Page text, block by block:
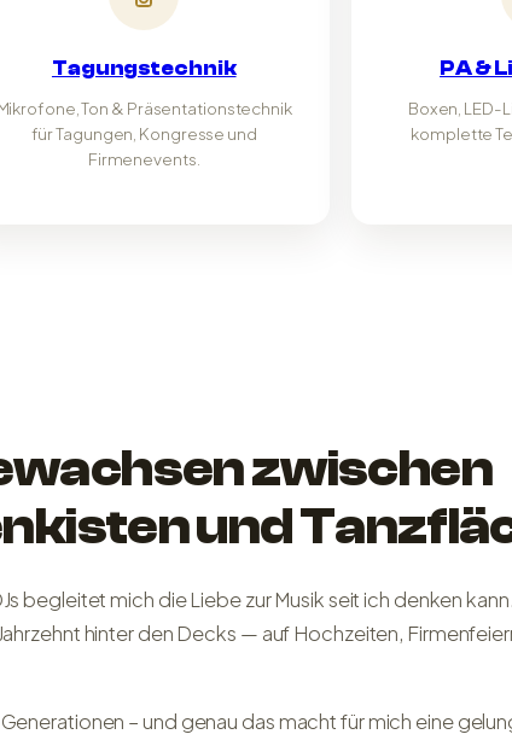
Tagungstechnik
Ton & Präsentationstechnik
für Tagungen, Kongresse und
Firmenevents.
PA &
Boxen, LED-
komplette
zwischen
und
begleitet mich die Liebe zur Musik seit ich denken
hinter den Decks — auf Hochzeiten,
– und genau das macht für mich eine